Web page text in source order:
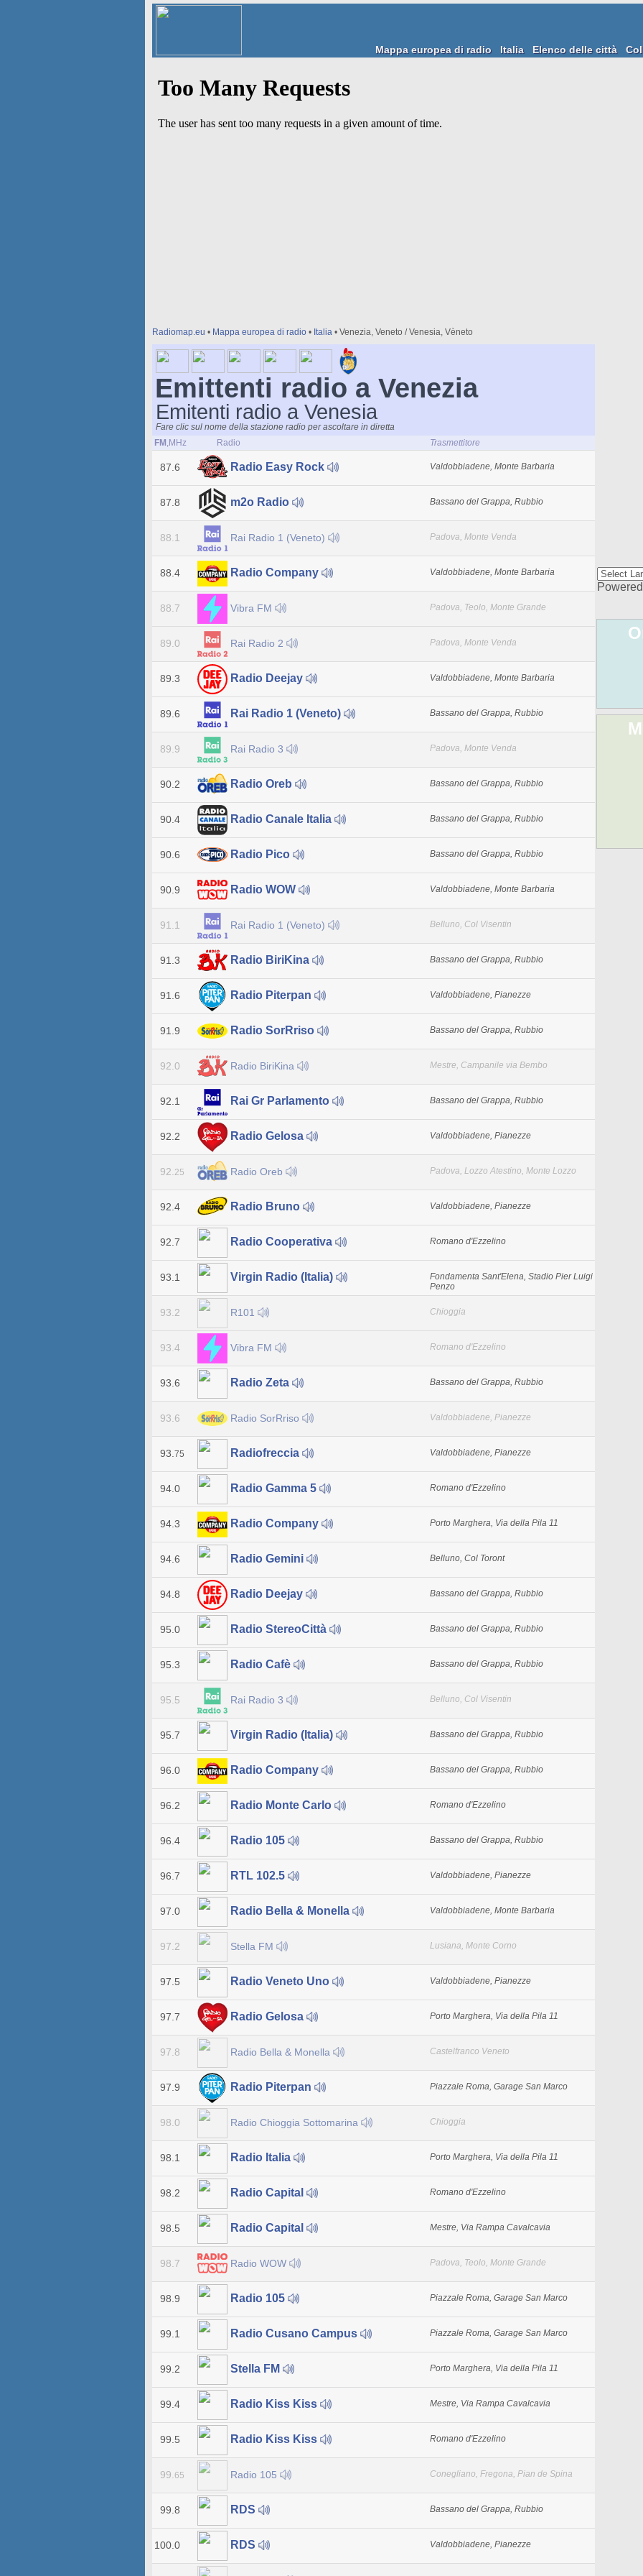
Mappa europea di radio Italia Elenco delle città
Radiomap.eu • Mappa europea di radio • Italia • Venezia, Veneto / Venesia, Vèneto
Emittenti radio a Venezia
Emitenti radio a Venesia
Fare clic sul nome della stazione radio per ascoltare in diretta
FM ,MHz Radio Trasmettitore
87.6 Radio Easy Rock Valdobbiadene, Monte Barbaria
87.8 m2o Radio Bassano del Grappa, Rubbio
88.1 Rai Radio 1 (Veneto) Padova, Monte Venda
88.4 Radio Company Valdobbiadene, Monte Barbaria
88.7 Vibra FM Padova, Teolo, Monte Grande
89.0 Rai Radio 2 Padova, Monte Venda
89.3 Radio Deejay Valdobbiadene, Monte Barbaria
89.6 Rai Radio 1 (Veneto) Bassano del Grappa, Rubbio
89.9 Rai Radio 3 Padova, Monte Venda
90.2 Radio Oreb Bassano del Grappa, Rubbio
90.4 Radio Canale Italia Bassano del Grappa, Rubbio
90.6 Radio Pico Bassano del Grappa, Rubbio
90.9 Radio WOW Valdobbiadene, Monte Barbaria
91.1 Rai Radio 1 (Veneto) Belluno, Col Visentin
91.3 Radio BiriKina Bassano del Grappa, Rubbio
91.6 Radio Piterpan Valdobbiadene, Pianezze
91.9 Radio SorRriso Bassano del Grappa, Rubbio
92.0 Radio BiriKina Mestre, Campanile via Bembo
92.1 Rai Gr Parlamento Bassano del Grappa, Rubbio
92.2 Radio Gelosa Valdobbiadene, Pianezze
92. 25 Radio Oreb Padova, Lozzo Atestino, Monte Lozzo
92.4 Radio Bruno Valdobbiadene, Pianezze
92.7 Radio Cooperativa Romano d'Ezzelino
93.1 Virgin Radio (Italia)
Fondamenta Sant'Elena, Stadio Pier Luigi
Penzo
93.2 R101 Chioggia
93.4 Vibra FM Romano d'Ezzelino
93.6 Radio Zeta Bassano del Grappa, Rubbio
93.6 Radio SorRriso Valdobbiadene, Pianezze
93. 75 Radiofreccia Valdobbiadene, Pianezze
94.0 Radio Gamma 5 Romano d'Ezzelino
94.3 Radio Company Porto Marghera, Via della Pila 11
94.6 Radio Gemini Belluno, Col Toront
94.8 Radio Deejay Bassano del Grappa, Rubbio
95.0 Radio StereoCittà Bassano del Grappa, Rubbio
95.3 Radio Cafè Bassano del Grappa, Rubbio
95.5 Rai Radio 3 Belluno, Col Visentin
95.7 Virgin Radio (Italia) Bassano del Grappa, Rubbio
96.0 Radio Company Bassano del Grappa, Rubbio
96.2 Radio Monte Carlo Romano d'Ezzelino
96.4 Radio 105 Bassano del Grappa, Rubbio
96.7 RTL 102.5 Valdobbiadene, Pianezze
97.0 Radio Bella & Monella Valdobbiadene, Monte Barbaria
97.2 Stella FM Lusiana, Monte Corno
97.5 Radio Veneto Uno Valdobbiadene, Pianezze
97.7 Radio Gelosa Porto Marghera, Via della Pila 11
97.8 Radio Bella & Monella Castelfranco Veneto
97.9 Radio Piterpan Piazzale Roma, Garage San Marco
98.0 Radio Chioggia Sottomarina Chioggia
98.1 Radio Italia Porto Marghera, Via della Pila 11
98.2 Radio Capital Romano d'Ezzelino
98.5 Radio Capital Mestre, Via Rampa Cavalcavia
98.7 Radio WOW Padova, Teolo, Monte Grande
98.9 Radio 105 Piazzale Roma, Garage San Marco
99.1 Radio Cusano Campus Piazzale Roma, Garage San Marco
99.2 Stella FM Porto Marghera, Via della Pila 11
99.4 Radio Kiss Kiss Mestre, Via Rampa Cavalcavia
99.5 Radio Kiss Kiss Romano d'Ezzelino
99. 65 Radio 105 Conegliano, Fregona, Pian de Spina
99.8 RDS Bassano del Grappa, Rubbio
100.0 RDS Valdobbiadene, Pianezze